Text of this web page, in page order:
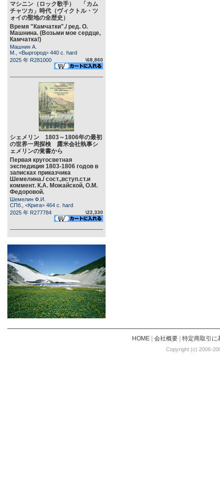
マシニン（ロック歌手） 「カム
チャツカ」時代（ヴィクトル・ツ
ォイの聖地の全歴史）
Время "Камчатки"./ ред. О.
Машнина. (Возьми мое сердце,
Камчатка!)
Машнин А.
М., <Выргород> 440 c. hard
2025 年 R281000
\68,860
シェメリン 1803～1806年の最初
の世界一周探検 露米会社執事シ
ェメリンの覚書から
Первая кругосветная
экспедиция 1803-1806 годов в
записках приказчика
Шемелина./ сост.,вступ.ст.и
коммент. К.А. Можайской, О.М.
Федоровой.
Шемелин Ф.И.
СПб., <Крига> 464 c. hard
2025 年 R277784
\22,330
HOME| 会社概要| 特定商取引に
Copyright (c) 2006-